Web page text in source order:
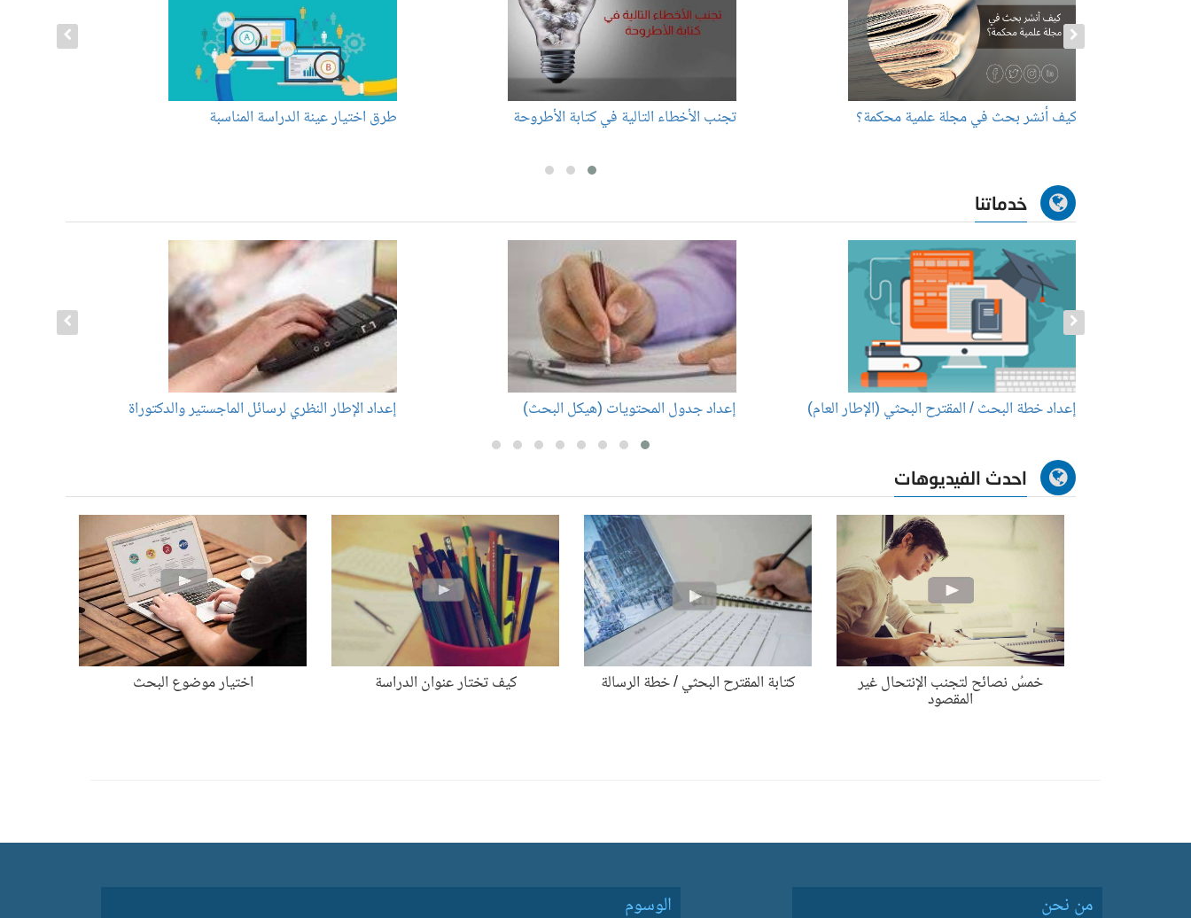
كيف أنشر بحث في مجلة علمية محكمة؟ تجنب الأخطاء التالية في كتابة الأطروحة طرق اختيار عينة الدراسة المناسبة
خدماتنا
إعداد خطة البحث / المقترح البحثي (الإطار العام) إعداد جدول المحتويات (هيكل البحث) إعداد الإطار النظري لرسائل الماجستير والدكتوراة
احدث الفيديوهات
خمسُ نصائح لتجنب الإنتحال غير
المقصود
كتابة المقترح البحثي / خطة الرسالة كيف تختار عنوان الدراسة اختيار موضوع البحث
من نحن الوسوم